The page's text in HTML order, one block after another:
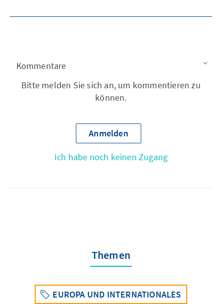
Kommentare
Bitte melden Sie sich an, um kommentieren zu
können.
Anmelden
Ich habe noch keinen Zugang
Themen
EUROPA UND INTERNATIONALES